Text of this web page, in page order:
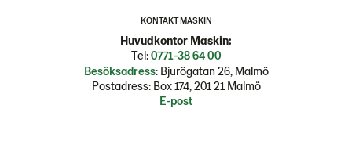
KONTAKT MASKIN
Huvudkontor Maskin:
Tel:0771-38 64 00
Besöksadress: Bjurögatan 26, Malmö
Postadress: Box 174, 201 21 Malmö
E-post